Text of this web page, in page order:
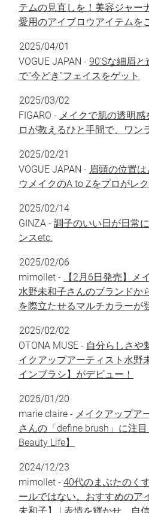
テムの見直しを！美容ジャー
愛用のアイブロウアイテムを
2025/04/01
VOGUE JAPAN - 90'Sな細眉と
で“今どき”フェイスをゲット
2025/03/02
FIGARO - メイクで肌の透明
ロが教えるひと手間で、ワン
2025/02/21
VOGUE JAPAN - 眉頭の位置
ウメイクのA to Zをプロがレ
2025/02/14
GINZA - 調子のいい日が日常
ンスetc.
2025/02/06
mimollet -
【2月6日発売】メ
水野未和子さんのブランドか
を際立たせるマルチカラーが
2025/02/02
OTONA MUSE - 自分らしさや
イクアップアーティスト水野
インブラシ】がデビュー！
2025/01/20
marie claire - メイクアップア
さんの「define brush」に注
Beauty Life】
2024/12/23
mimollet - 40代のまぶたのく
ールではない。おすすめのア